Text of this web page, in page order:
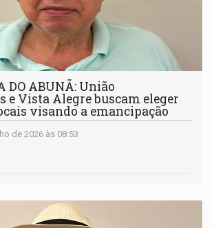
DO ABUNÃ: União
e Vista Alegre buscam eleger
visando a emancipação
de 2026 às 08:53